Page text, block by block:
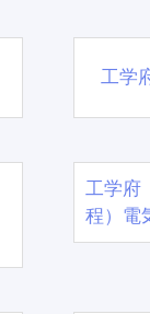
工学
工学
程）電